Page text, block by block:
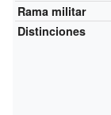
Rama militar
Distinciones